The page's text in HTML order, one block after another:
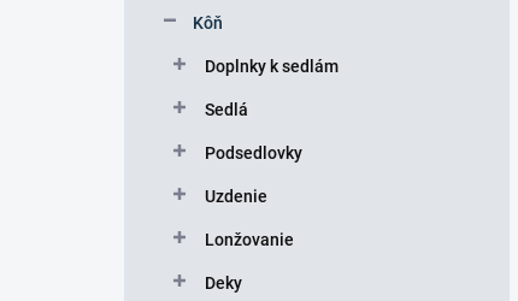
Kôň
Doplnky k sedlám
Sedlá
Podsedlovky
Uzdenie
Lonžovanie
Deky